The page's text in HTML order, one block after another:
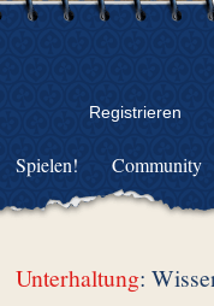
Registrieren
Community
Spielen!
Unterhaltung: